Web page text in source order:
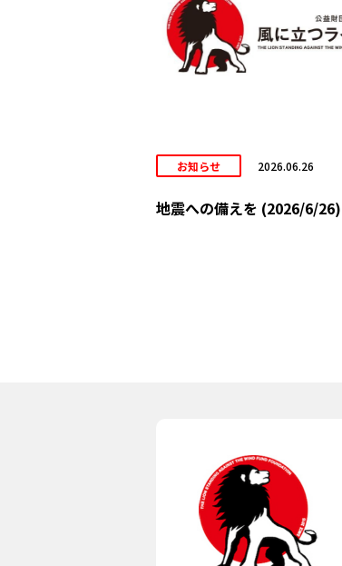
お知らせ 2026.06.26
地震への備えを (2026/6/26)